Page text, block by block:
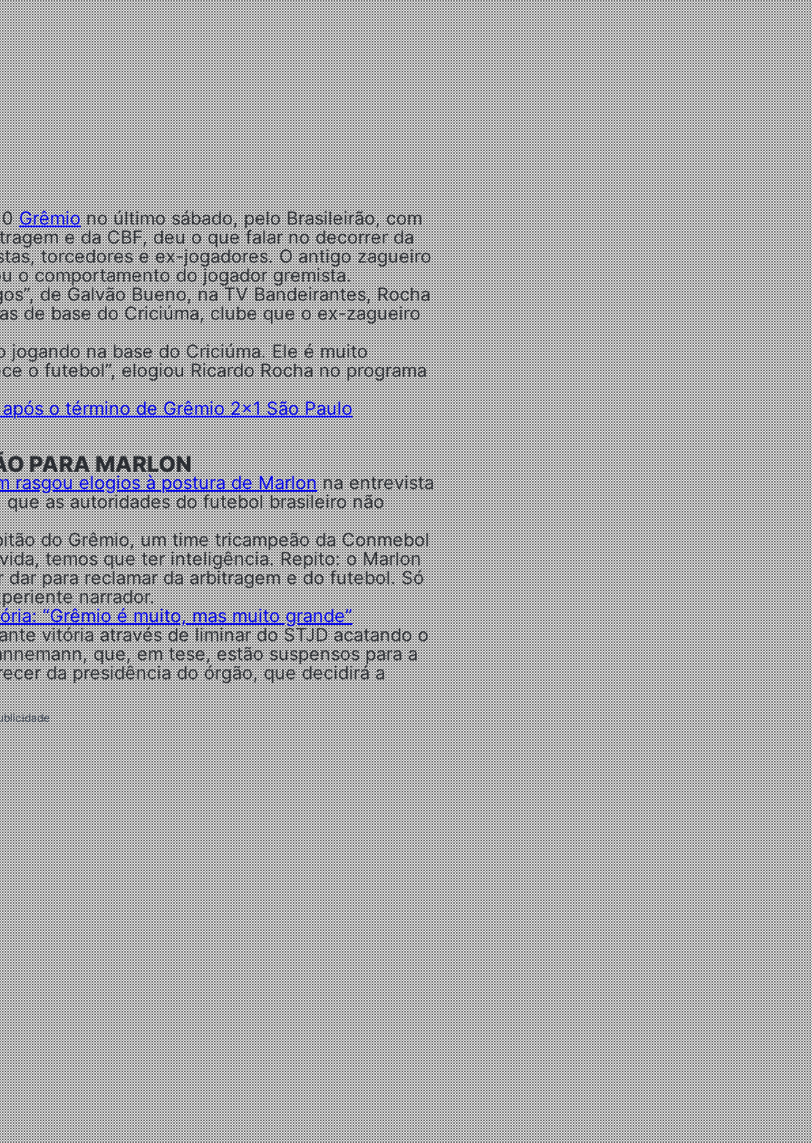
Grêmiono último sábado, pelo Brasileirão, com
e da CBF, deu o que falar no decorrer da
torcedores e ex-jogadores. O antigo zagueiro
o comportamento do jogador gremista.
de Galvão Bueno, na TV Bandeirantes, Rocha
de base do Criciúma, clube que o ex-zagueiro
na base do Criciúma. Ele é muito
o futebol”, elogiou Ricardo Rocha no programa
o término de Grêmio 2×1 São Paulo
PARA MARLON
rasgou elogios à postura de Marlonna entrevista
as autoridades do futebol brasileiro não
do Grêmio, um time tricampeão da Conmebol
temos que ter inteligência. Repito: o Marlon
para reclamar da arbitragem e do futebol. Só
narrador.
“Grêmio é muito, mas muito grande”
vitória através de liminar do STJD acatando o
que, em tese, estão suspensos para a
da presidência do órgão, que decidirá a